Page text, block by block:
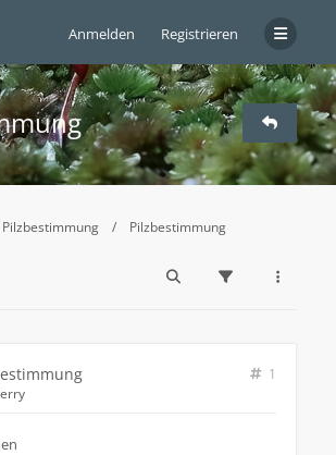
Anmelden Registrieren
Pilzbestimmung Pilzbestimmung
1